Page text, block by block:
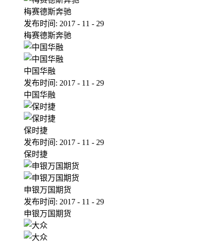
梅赛德斯奔驰
发布时间: 2017 - 11 - 29
梅赛德斯奔驰
中国华融
发布时间: 2017 - 11 - 29
中国华融
保时捷
发布时间: 2017 - 11 - 29
保时捷
申银万国期货
发布时间: 2017 - 11 - 29
申银万国期货